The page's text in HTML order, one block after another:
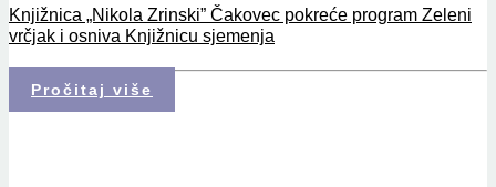
Knjižnica „Nikola Zrinski” Čakovec pokreće program Zeleni
vrčjak i osniva Knjižnicu sjemenja
Pročitaj više